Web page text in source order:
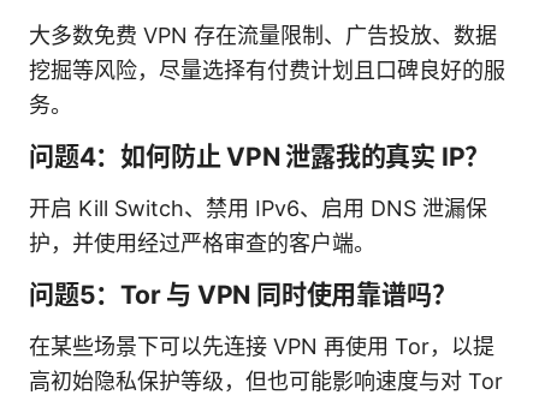
大多数免费 VPN 存在流量限制、广告投放、数据
挖掘等风险，尽量选择有付费计划且口碑良好的服
务。
问题4：如何防止 VPN 泄露我的真实 IP？
开启 Kill Switch、禁用 IPv6、启用 DNS 泄漏保
护，并使用经过严格审查的客户端。
问题5：Tor 与 VPN 同时使用靠谱吗？
在某些场景下可以先连接 VPN 再使用 Tor，以提
高初始隐私保护等级，但也可能影响速度与对 Tor